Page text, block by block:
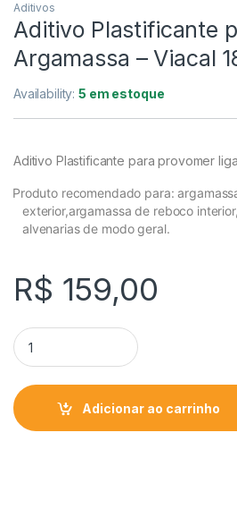
Aditivos
Aditivo Plastificante
Argamassa – Viacal
Availability:5 em estoque
Aditivo Plastificante para provomer
Produto recomendado para:
exterior,argamassa de reboco
alvenarias de modo geral.
R$ 159,00
Adicionar ao carrinho